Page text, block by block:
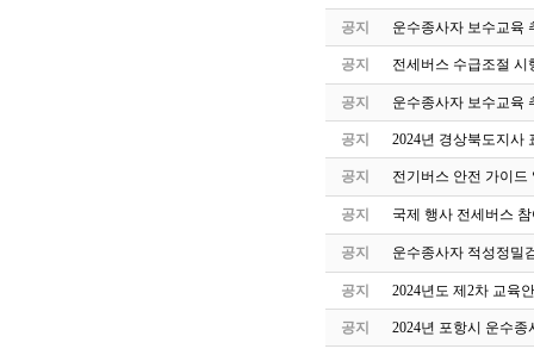
공지 운수종사자 보수교육
공지 전세버스 수급조절 시
공지 운수종사자 보수교육
공지 2024년 경상북도지사
공지 전기버스 안전 가이드
공지 국제 행사 전세버스
공지 운수종사자 적성정밀
공지 2024년도 제2차 교육
공지 2024년 포항시 운수